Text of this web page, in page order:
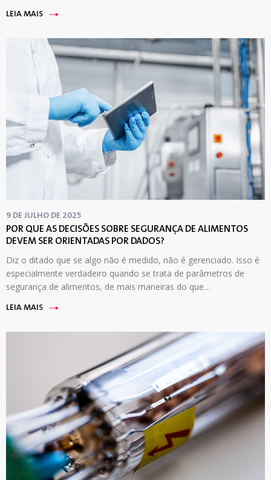
LEIA MAIS
9 DE JULHO DE 2025
POR QUE AS DECISÕES SOBRE SEGURANÇA DE ALIMENTOS
DEVEM SER ORIENTADAS POR DADOS?
Diz o ditado que se algo não é medido, não é gerenciado. Isso é
especialmente verdadeiro quando se trata de parâmetros de
segurança de alimentos, de mais maneiras do que…
LEIA MAIS